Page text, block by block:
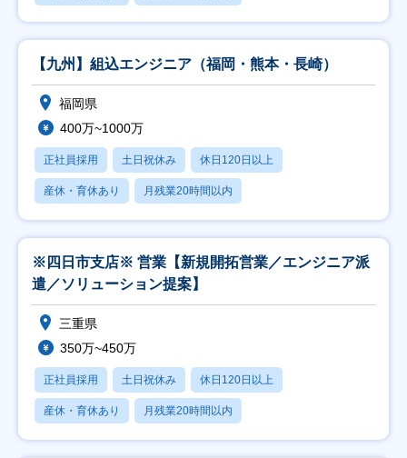
【九州】組込エンジニア（福岡・熊本・長崎）
福岡県
400万~1000万
正社員採用 土日祝休み 休日120日以上
産休・育休あり 月残業20時間以内
※四日市支店※ 営業【新規開拓営業／エンジニア派
遣／ソリューション提案】
三重県
350万~450万
正社員採用 土日祝休み 休日120日以上
産休・育休あり 月残業20時間以内